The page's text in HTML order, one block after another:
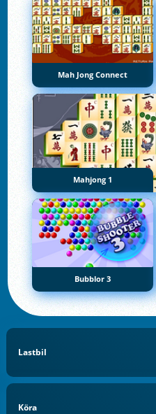
Mah Jong Connect
Mahjong 1
Bubblor 3
Lastbil
Köra